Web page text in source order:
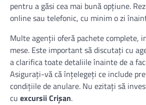
pentru a găsi cea mai bună opțiune.
online sau telefonic, cu minim o zi
Multe agenții oferă pachete complete,
mese. Este important să discutați cu
a clarifica toate detaliile înainte de a
Asigurați-vă că înțelegeți ce include
condițiile de anulare. Nu ezitați să
cu excursii Crișan.